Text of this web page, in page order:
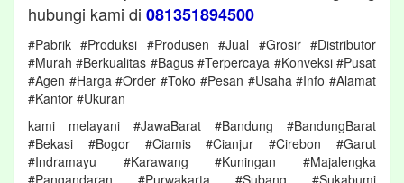
hubungi kami di 081351894500
#Pabrik #Produksi #Produsen #Jual #Grosir #Distributor
#Murah #Berkualitas #Bagus #Terpercaya #Konveksi #Pusat
#Agen #Harga #Order #Toko #Pesan #Usaha #Info #Alamat
#Kantor #Ukuran
kami melayani #JawaBarat #Bandung #BandungBarat
#Bekasi #Bogor #Ciamis #Cianjur #Cirebon #Garut
#Indramayu #Karawang #Kuningan #Majalengka